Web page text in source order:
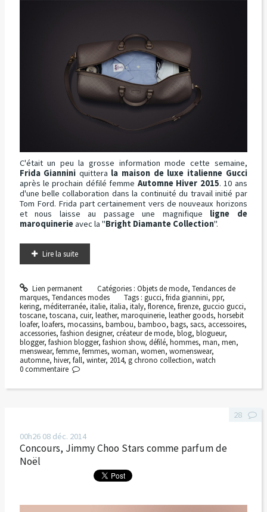
C'était un peu la grosse information mode cette semaine,
Frida Giannini quittera la maison de luxe italienne Gucci
après le prochain défilé femme Automne Hiver 2015. 10 ans
d'une belle collaboration dans la continuité du travail initié par
Tom Ford. Frida part certainement vers de nouveaux horizons
et nous laisse au passage une magnifique ligne de
maroquinerieavec la "Bright Diamante Collection".
Lire la suite
Lien permanent Catégories : Objets de mode, Tendances de
marques, Tendances modes Tags :gucci,frida giannini,ppr,
kering, méditerranée, italie, italia, italy, florence, firenze, guccio gucci,
toscane, toscana, cuir, leather, maroquinerie, leather goods, horsebit
loafer, loafers, mocassins, bambou, bamboo, bags, sacs, accessoires,
accessories, fashion designer, créateur de mode, blog, blogueur,
blogger, fashion blogger, fashion show, défilé, hommes, man, men,
menswear, femme, femmes, woman, women, womenswear,
automne, hiver, fall, winter, 2014, g chrono collection, watch
0 commentaire
00h26 08 déc. 2014
Concours, Jimmy Choo Stars comme parfum de
Noël
28